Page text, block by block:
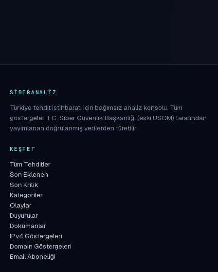
SIBERANALIZ
Türkiye tehdit istihbaratı için bağımsız analiz konsolu. Tüm
göstergeler T.C. Siber Güvenlik Başkanlığı (eski USOM) tarafından
yayımlanan doğrulanmış verilerden türetilir.
KEŞFET
Tüm Tehditler
Son Eklenen
Son Kritik
Kategoriler
Olaylar
Duyurular
Dokümanlar
IPv4 Göstergeleri
Domain Göstergeleri
Email Aboneliği